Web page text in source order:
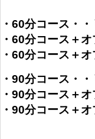
・60分コース・
・60分コース＋
・60分コース＋
・90分コース・
・90分コース＋
・90分コース＋